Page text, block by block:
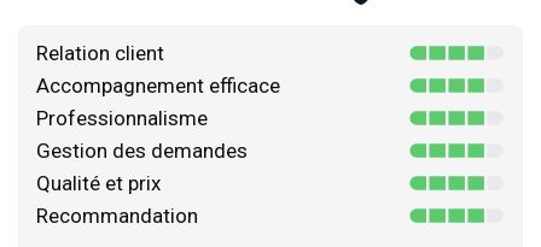
Relation client
Accompagnement efficace
Professionnalisme
Gestion des demandes
Qualité et prix
Recommandation